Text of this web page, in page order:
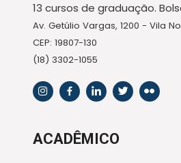
13 cursos de graduação.
Av. Getúlio Vargas, 1200 - Vila
CEP: 19807-130
(18) 3302-1055
ACADÊMICO